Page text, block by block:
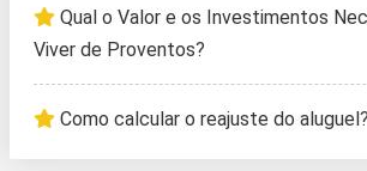
Qual o Valor e os Investimentos
Viver de Proventos?
Como calcular o reajuste do aluguel?